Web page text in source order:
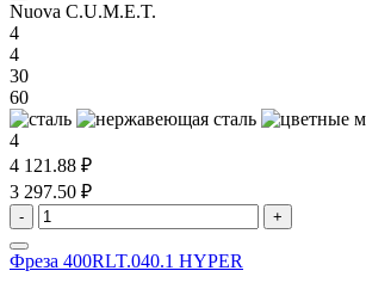
Nuova C.U.M.E.T.
4
4
30
60
4
4 121.88 ₽
3 297.50 ₽
- +
Фреза 400RLT.040.1 HYPER